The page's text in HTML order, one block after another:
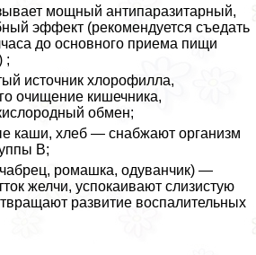
мощный антипаразитарный,
эффект (рекомендуется съедать
до основного приема пищи
;
источник хлорофилла,
очищение кишечника,
обмен;
каши, хлеб — снабжают организм
В;
ромашка, одуванчик) —
желчи, успокаивают слизистую
развитие воспалительных